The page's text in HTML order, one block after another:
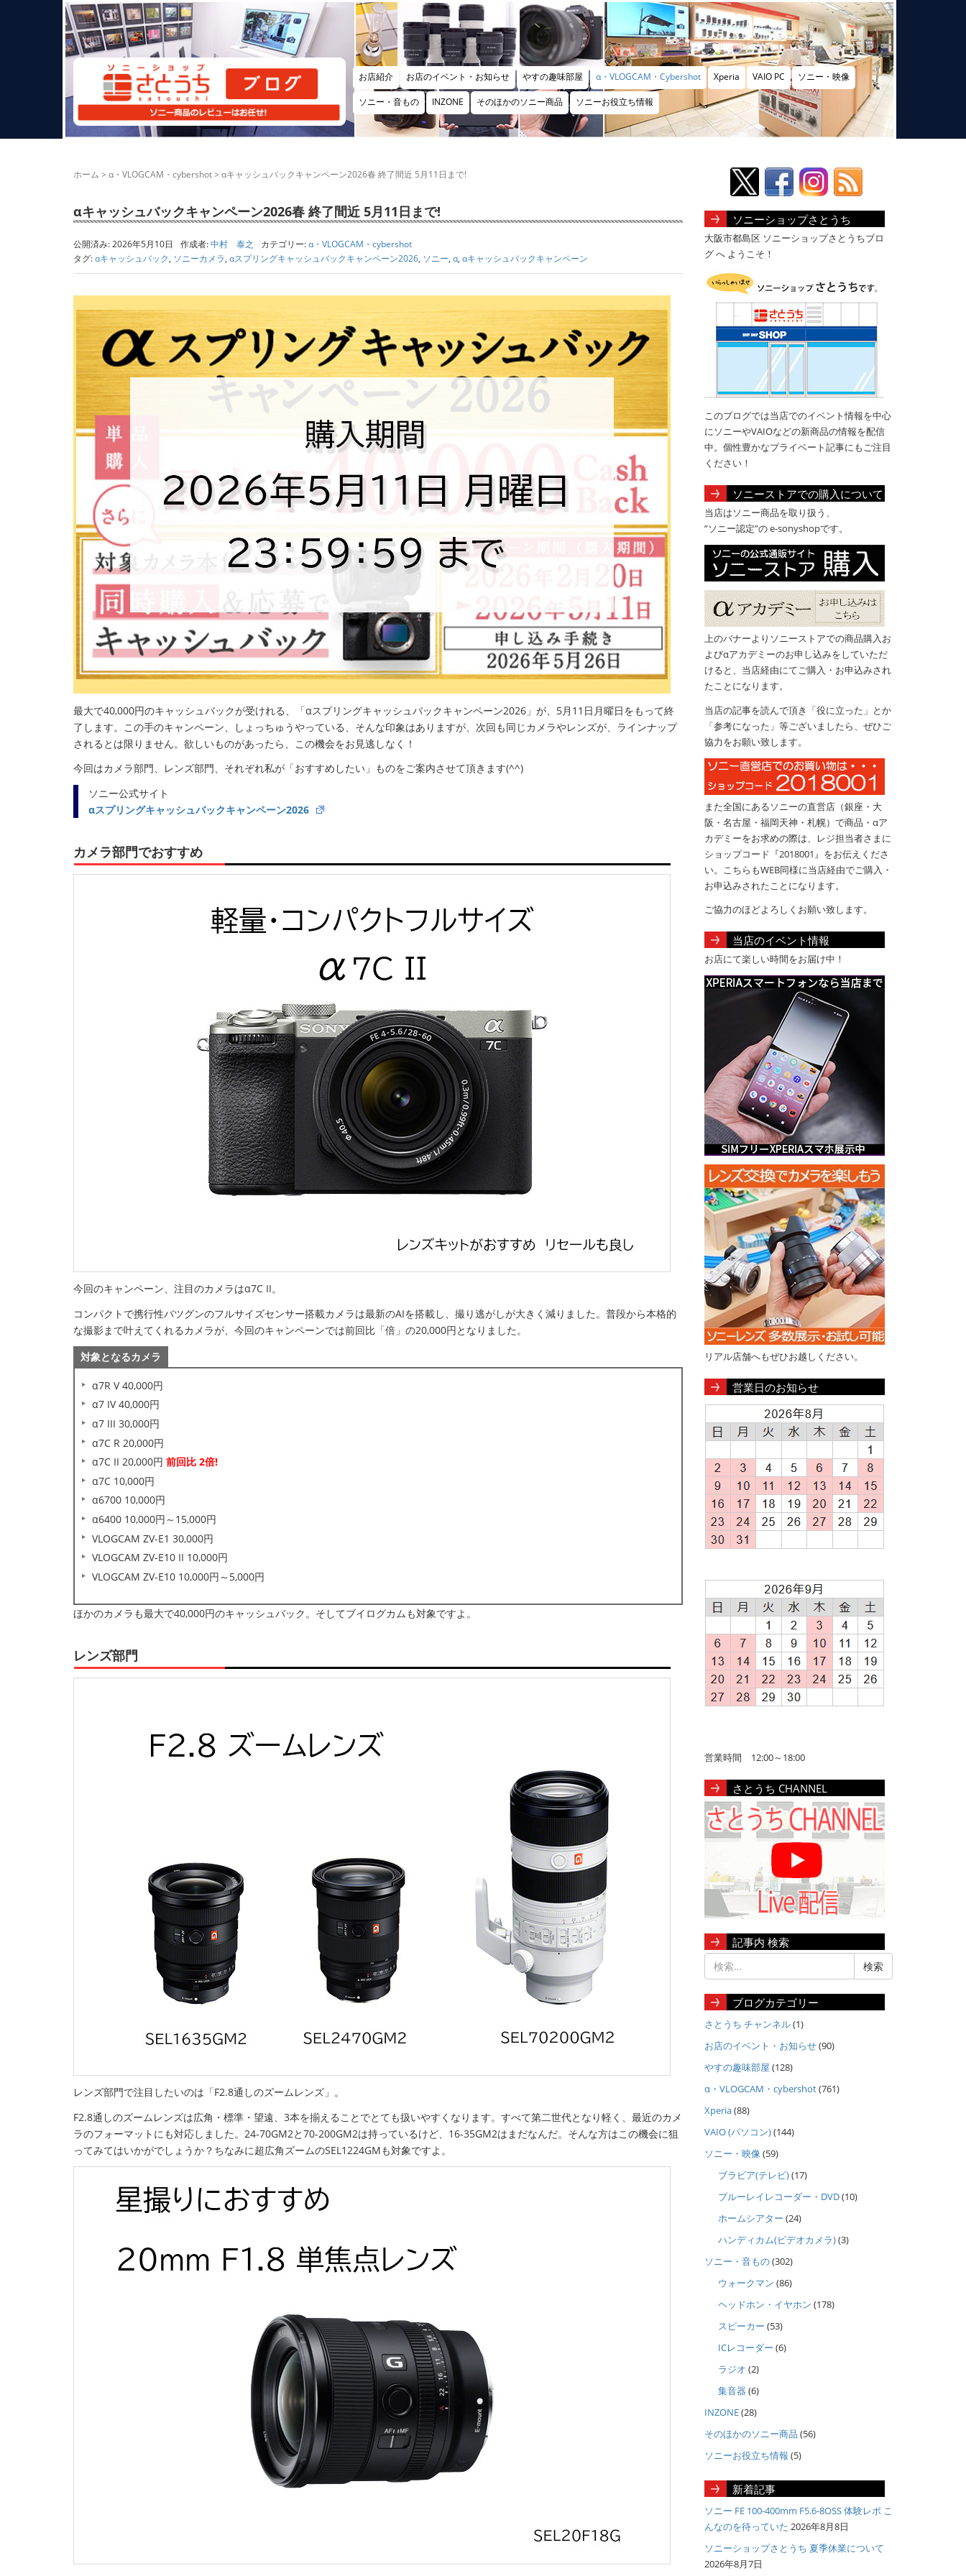
お店紹介 お店のイベント・お知らせ やすの趣味部屋 α・VLOGCAM・Cybershot Xperia VAIO PC ソニー・映像
ソニー・音もの INZONE そのほかのソニー商品 ソニーお役立ち情報
ホーム > α・VLOGCAM・cybershot> αキャッシュバックキャンペーン2026春 終了間近 5月11日まで!
αキャッシュバックキャンペーン2026春 終了間近 5月11日まで!
公開済み: 2026年5月10日 作成者:中村 泰之 カテゴリー:α・VLOGCAM・cybershot
タグ:αキャッシュバック, ソニーカメラ, αスプリングキャッシュバックキャンペーン2026, ソニー, α, αキャッシュバックキャンペーン
最大で40,000円のキャッシュバックが受けれる、「αスプリングキャッシュバックキャンペーン2026」が、5月11日月曜日をもって終
了します。この手のキャンペーン、しょっちゅうやっている、そんな印象はありますが、次回も同じカメラやレンズが、ラインナップ
されるとは限りません。欲しいものがあったら、この機会をお見逃しなく！
今回はカメラ部門、レンズ部門、それぞれ私が「おすすめしたい」ものをご案内させて頂きます(^^)
ソニー公式サイト
αスプリングキャッシュバックキャンペーン2026
カメラ部門でおすすめ
今回のキャンペーン、注目のカメラはα7C II。
コンパクトで携行性バツグンのフルサイズセンサー搭載カメラは最新のAIを搭載し、撮り逃がしが大きく減りました。普段から本格的
な撮影まで叶えてくれるカメラが、今回のキャンペーンでは前回比「倍」の20,000円となりました。
対象となるカメラ
α7R V 40,000円
α7 IV 40,000円
α7 III 30,000円
α7C R 20,000円
α7C II 20,000円 前回比 2倍!
α7C 10,000円
α6700 10,000円
α6400 10,000円～15,000円
VLOGCAM ZV-E1 30,000円
VLOGCAM ZV-E10 II 10,000円
VLOGCAM ZV-E10 10,000円～5,000円
ほかのカメラも最大で40,000円のキャッシュバック。そしてブイログカムも対象ですよ。
レンズ部門
レンズ部門で注目したいのは「F2.8通しのズームレンズ」。
F2.8通しのズームレンズは広角・標準・望遠、3本を揃えることでとても扱いやすくなります。すべて第二世代となり軽く、最近のカメ
ラのフォーマットにも対応しました。24-70GM2と70-200GM2は持っているけど、16-35GM2はまだなんだ。そんな方はこの機会に狙
ってみてはいかがでしょうか？ちなみに超広角ズームのSEL1224GMも対象ですよ。
ソニーショップさとうち
大阪市都島区 ソニーショップさとうちブロ
グ へ ようこそ！
このブログでは当店でのイベント情報を中心
にソニーやVAIOなどの新商品の情報を配信
中。個性豊かなプライベート記事にもご注目
ください！
ソニーストアでの購入について
当店はソニー商品を取り扱う、
”ソニー認定”の e-sonyshopです。
上のバナーよりソニーストアでの商品購入お
よびαアカデミーのお申し込みをしていただ
けると、当店経由にてご購入・お申込みされ
たことになります。
当店の記事を読んで頂き「役に立った」とか
「参考になった」等ございましたら、ぜひご
協力をお願い致します。
また全国にあるソニーの直営店（銀座・大
阪・名古屋・福岡天神・札幌）で商品・αア
カデミーをお求めの際は、レジ担当者さまに
ショップコード『2018001』をお伝えくださ
い。こちらもWEB同様に当店経由でご購入・
お申込みされたことになります。
ご協力のほどよろしくお願い致します。
当店のイベント情報
お店にて楽しい時間をお届け中！
リアル店舗へもぜひお越しください。
営業日のお知らせ
営業時間 12:00～18:00
さとうち CHANNEL
記事内 検索
ブログカテゴリー
さとうち チャンネル(1)
お店のイベント・お知らせ(90)
やすの趣味部屋 (128)
α・VLOGCAM・cybershot(761)
Xperia(88)
VAIO (パソコン)(144)
ソニー・映像(59)
ブラビア(テレビ)(17)
ブルーレイレコーダー・DVD(10)
ホームシアター (24)
ハンディカム(ビデオカメラ)(3)
ソニー・音もの(302)
ウォークマン (86)
ヘッドホン・イヤホン (178)
スピーカー (53)
ICレコーダー (6)
ラジオ (2)
集音器 (6)
INZONE(28)
そのほかのソニー商品 (56)
ソニーお役立ち情報 (5)
新着記事
ソニー FE 100-400mm F5.6-8OSS 体験レポ こ
んなのを待っていた 2026年8月8日
ソニーショップさとうち 夏季休業について
2026年8月7日